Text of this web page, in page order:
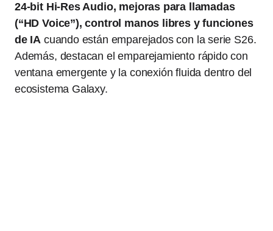
24-bit Hi-Res Audio, mejoras para llamadas
(“HD Voice”), control manos libres y funciones
de IA cuando están emparejados con la serie S26.
Además, destacan el emparejamiento rápido con
ventana emergente y la conexión fluida dentro del
ecosistema Galaxy.